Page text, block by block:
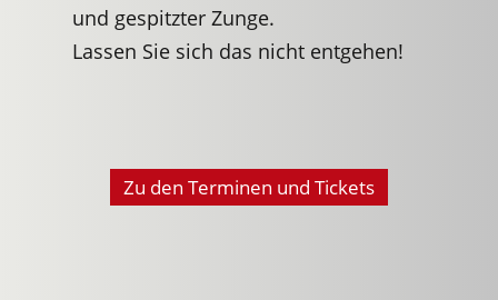
und gespitzter Zunge.
Lassen Sie sich das nicht entgehen!
Zu den Terminen und Tickets